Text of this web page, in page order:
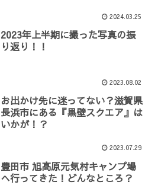
2024.03.25
2023年上半期に撮った写真の振
り返り！！
2023.08.02
お出かけ先に迷ってない？滋賀県
長浜市にある『黒壁スクエア』は
いかが！？
2023.07.29
豊田市 旭高原元気村キャンプ場
へ行ってきた！どんなところ？